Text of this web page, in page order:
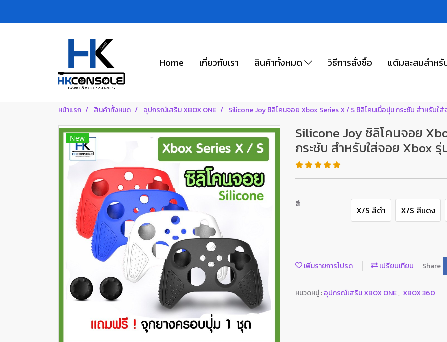
Home เกี่ยวกับเรา สินค้าทั้งหมด วิธีการสั่งซื้อ แต้มสะสมสำหรั
หน้าแรก สินค้าทั้งหมด อุปกรณ์เสริม XBOX ONE Silicone Joy ซิลิโคนจอย Xbox Series X / S ซิลิโคนเนื้อนุ่ม กระชับ สำหรับใส่
New Silicone Joy ซิลิโคนจอย
กระชับ สำหรับใส่จอย Xbox รุ่
สี
X/S สีดำ X/S สีแดง
เพิ่มรายการโปรด เปรียบเทียบ Share
หมวดหมู่ :อุปกรณ์เสริม XBOX ONE, XBOX 360